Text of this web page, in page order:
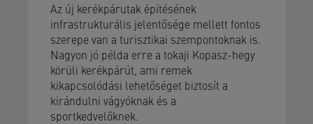
Az új kerékpárutak építésének
infrastrukturális jelentősége mellett fontos
szerepe van a turisztikai szempontoknak is.
Nagyon jó példa erre a tokaji Kopasz-hegy
körüli kerékpárút, ami remek
kikapcsolódási lehetőséget biztosít a
kirándulni vágyóknak és a
sportkedvelőknek.